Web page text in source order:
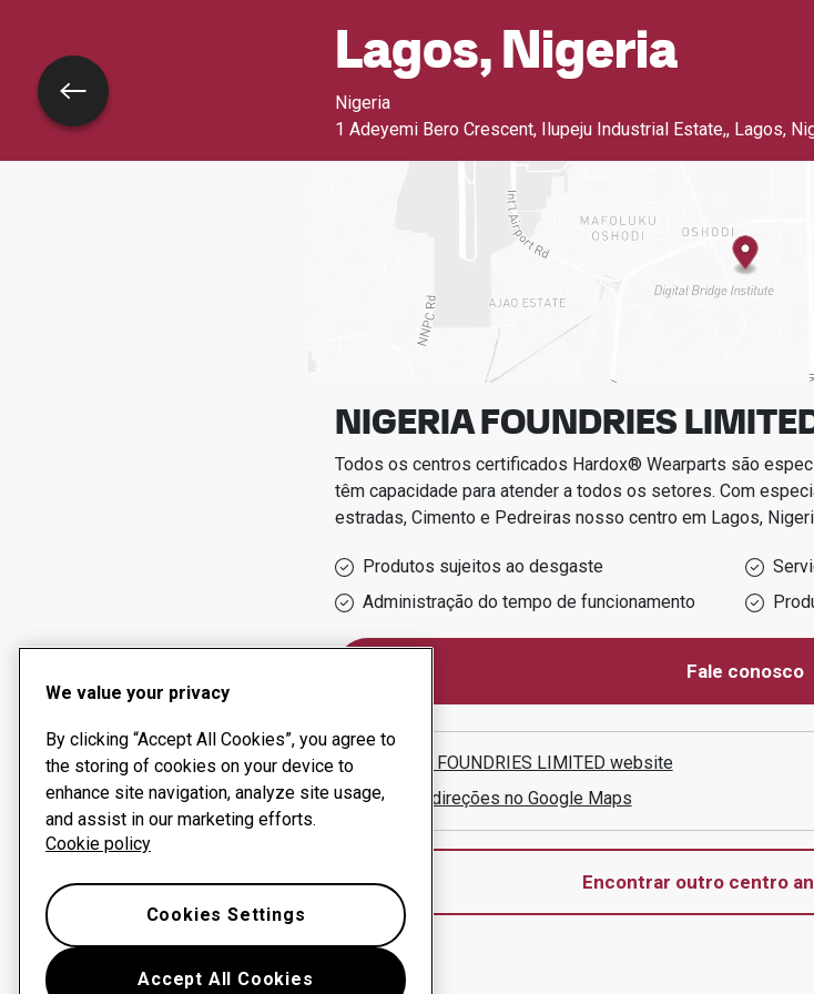
Lagos, Nigeria
Nigeria
1 Adeyemi Bero Crescent, Ilupeju Industrial Estate,, Lagos,
NIGERIA FOUNDRIES
Todos os centros certificados Hardox® Wearparts são
têm capacidade para atender a todos os setores. Com
estradas, Cimento e Pedreiras nosso centro em Lagos,
Produtos sujeitos ao desgaste
Administração do tempo de funcionamento
Fale conosco
NIGERIA FOUNDRIES LIMITED website
Mostrar direções no Google Maps
Encontrar outro centro
Voltar
We value your privacy
By clicking “Accept All Cookies”, you agree to
the storing of cookies on your device to
enhance site navigation, analyze site usage,
and assist in our marketing efforts.
Cookie policy
Accept All Cookies
Cookies Settings